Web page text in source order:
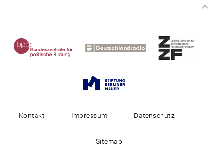
Kontakt Impressum Datenschutz
Sitemap